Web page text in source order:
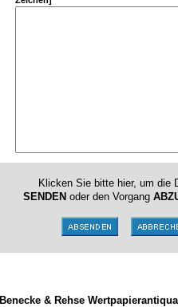
Klicken Sie bitte hier, um die
SENDEN oder den Vorgang
Benecke & Rehse